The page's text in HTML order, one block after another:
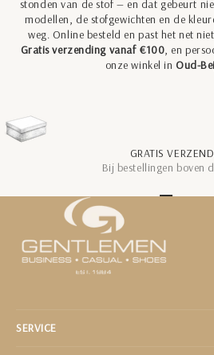
stonden van de stof — en dat gebeurt
modellen, de stofgewichten en de
weg. Online besteld en past het net
Gratis verzending vanaf €100, en
onze winkel in Oud-
GRATIS
Bij bestellingen boven
SERVICE